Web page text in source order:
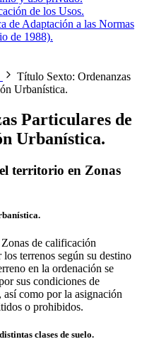
de los Usos.
Segundo: Clasificación de
de Adaptación a las Normas
de 1988).
transitoria Cuarta.
transitoria Sexta.
Título Sexto: Ordenanzas
Urbanística.
Particulares de
Urbanística.
territorio en Zonas
de calificación
terrenos según su destino
en la ordenación se
sus condiciones de
como por la asignación
o prohibidos.
clases de suelo.